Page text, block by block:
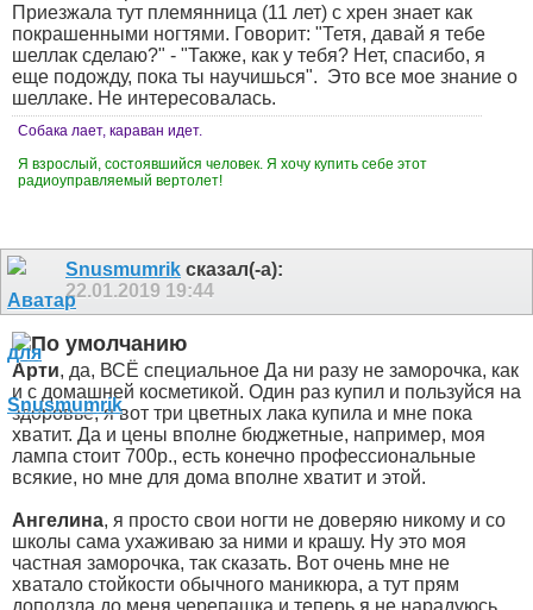
Приезжала тут племянница (11 лет) с хрен знает как
покрашенными ногтями. Говорит: "Тетя, давай я тебе
шеллак сделаю?" - "Также, как у тебя? Нет, спасибо, я
еще подожду, пока ты научишься". Это все мое знание о
шеллаке. Не интересовалась.
Собака лает, караван идет.
Я взрослый, состоявшийся человек. Я хочу купить себе этот
радиоуправляемый вертолет!
Snusmumrik сказал(-а):
22.01.2019 19:44
Арти, да, ВСЁ специальное Да ни разу не заморочка, как
и с домашней косметикой. Один раз купил и пользуйся на
здоровье, я вот три цветных лака купила и мне пока
хватит. Да и цены вполне бюджетные, например, моя
лампа стоит 700р., есть конечно профессиональные
всякие, но мне для дома вполне хватит и этой.
Ангелина, я просто свои ногти не доверяю никому и со
школы сама ухаживаю за ними и крашу. Ну это моя
частная заморочка, так сказать. Вот очень мне не
хватало стойкости обычного маникюра, а тут прям